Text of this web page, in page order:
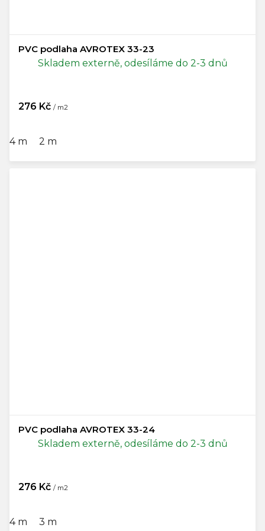
PVC podlaha AVROTEX 33-23
Skladem externě, odesíláme do 2-3 dnů
276 Kč / m2
4 m 2 m
PVC podlaha AVROTEX 33-24
Skladem externě, odesíláme do 2-3 dnů
276 Kč / m2
4 m 3 m